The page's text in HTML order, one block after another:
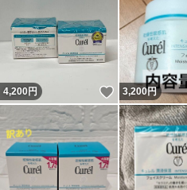
4,200円 いいね！
3,200円